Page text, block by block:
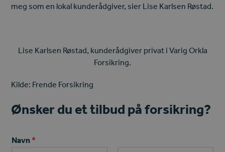
meg som en lokal kunderådgiver, sier Lise Karlsen Røstad.
Lise Karlsen Røstad, kunderådgiver privat i Varig Orkla
Forsikring.
Kilde: Frende Forsikring
Ønsker du et tilbud på forsikring?
Navn *